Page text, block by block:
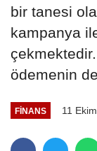
bir tanesi
kampanya
ödemenin
FINANS 11